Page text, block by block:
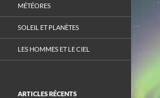
MÉTÉORES
SOLEIL ET PLANÈTES
LES HOMMES ET LE CIEL
ARTICLES RÉCENTS